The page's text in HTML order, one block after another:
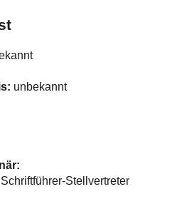
unbekannt
Schriftführer-Stellvertreter